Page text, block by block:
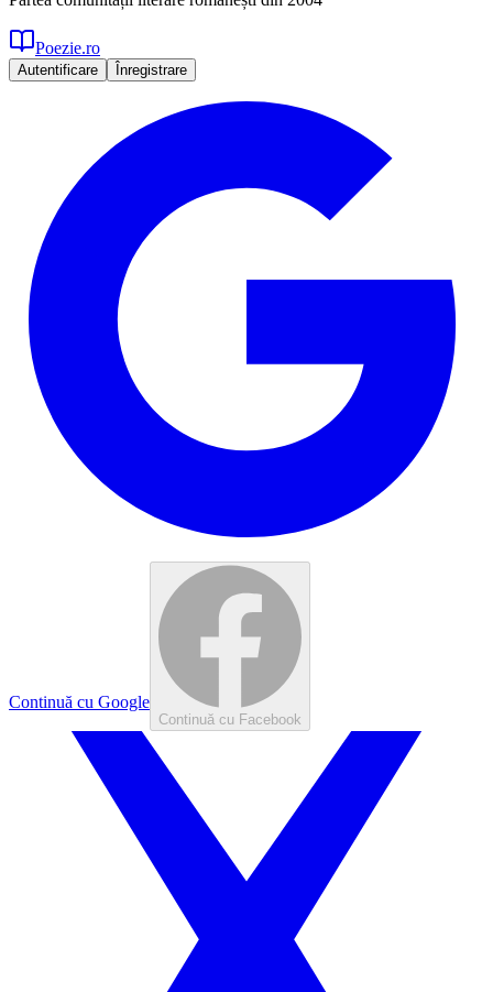
Poezie.ro
Autentificare Înregistrare
Continuă cu Google
Continuă cu Facebook